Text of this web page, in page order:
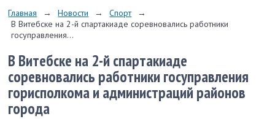
Главная → Новости → Спорт
→
В Витебске на 2-­й спартакиаде соревновались работники
госуправления...
В Витебске на 2-­й спартакиаде
соревновались работники госуправления
горисполкома и администраций районов
города